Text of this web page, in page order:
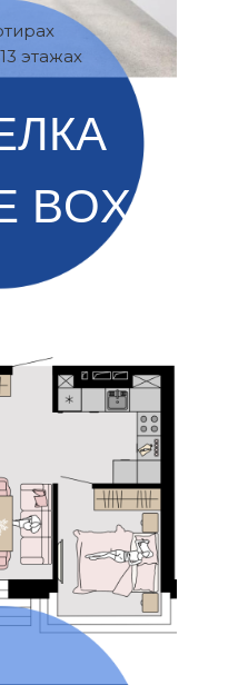
BOX
этажах